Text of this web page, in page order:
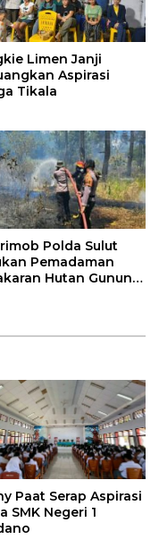
Limen Janji
Aspirasi
Tikala
Polda Sulut
Pemadaman
Hutan Gunung
Paat Serap Aspirasi
SMK Negeri 1